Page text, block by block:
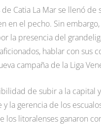
de Catia La Mar se llenó
en el pecho. Sin
la presencia del
hablar con sus
campaña de la Liga
de subir a la capital
la gerencia de los
los litoralenses ganaron